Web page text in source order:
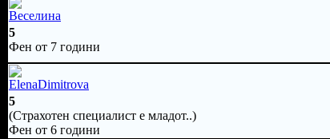
Веселина
5
Фен от 7 години
ElenaDimitrova
5
(Страхотен специалист е младот..)
Фен от 6 години